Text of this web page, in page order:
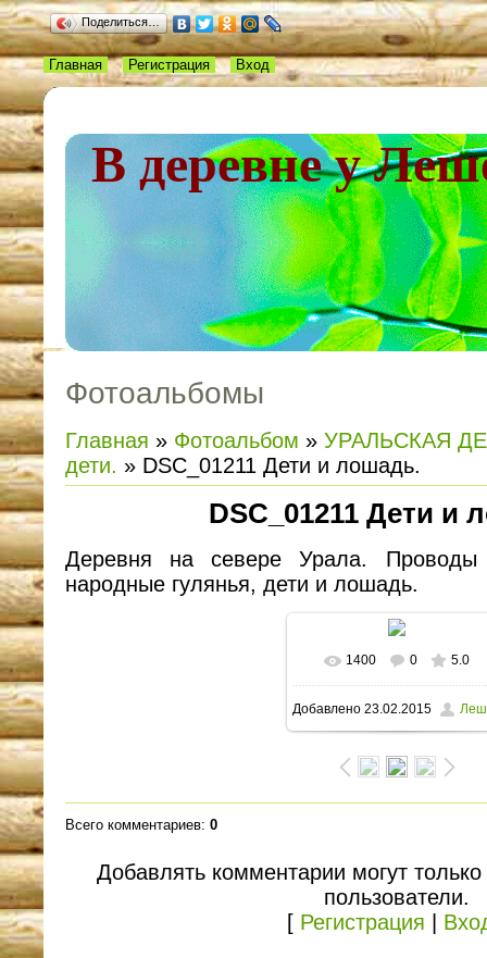
Поделиться…
В деревне у
Главная Регистрация Вход
Фотоальбомы
Главная » Фотоальбом » УРАЛЬСКАЯ
дети. » DSC_01211 Дети и лошадь.
DSC_01211 Дети и
Деревня на севере Урала.
народные гулянья, дети и лошадь.
В реальном размере
1600x1094/ 260.0Kb
1400 0 5.0
Добавлено23.02.2015
Всего комментариев: 0
Добавлять комментарии могут
пользователи.
[ Регистрация